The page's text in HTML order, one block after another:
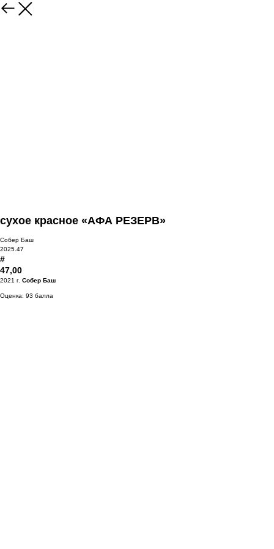
сухое красное «АФА РЕЗЕРВ»
Собер Баш
2025.47
#
47,00
2021 г. Собер Баш
Оценка: 93 балла